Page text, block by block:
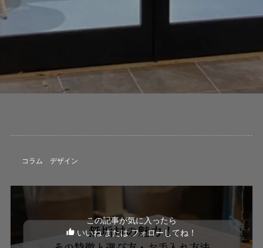
コラム デザイン
この記事が気に入ったら
いいね または フォローしてね！